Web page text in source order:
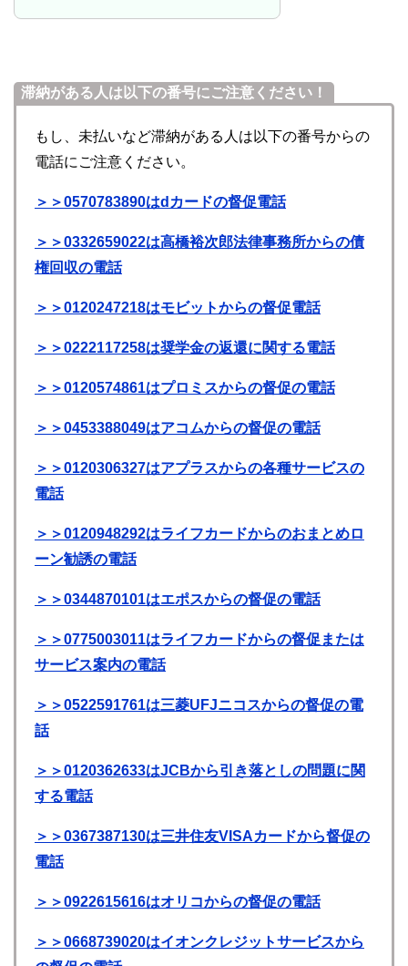
滞納がある人は以下の番号にご注意ください！
もし、未払いなど滞納がある人は以下の番号からの
電話にご注意ください。
＞＞0570783890はdカードの督促電話
＞＞0332659022は高橋裕次郎法律事務所からの債
権回収の電話
＞＞0120247218はモビットからの督促電話
＞＞0222117258は奨学金の返還に関する電話
＞＞0120574861はプロミスからの督促の電話
＞＞0453388049はアコムからの督促の電話
＞＞0120306327はアプラスからの各種サービスの
電話
＞＞0120948292はライフカードからのおまとめロ
ーン勧誘の電話
＞＞0344870101はエポスからの督促の電話
＞＞0775003011はライフカードからの督促または
サービス案内の電話
＞＞0522591761は三菱UFJニコスからの督促の電
話
＞＞0120362633はJCBから引き落としの問題に関
する電話
＞＞0367387130は三井住友VISAカードから督促の
電話
＞＞0922615616はオリコからの督促の電話
＞＞0668739020はイオンクレジットサービスから